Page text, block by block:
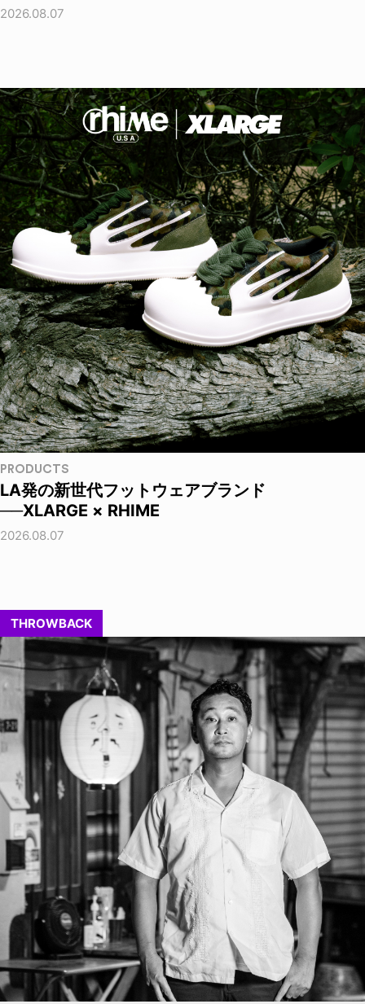
2026.08.07
PRODUCTS
LA発の新世代フットウェアブランド
──XLARGE × RHIME
2026.08.07
THROWBACK